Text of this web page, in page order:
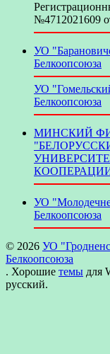
№4712021609
УО
Белкоопсоюза
УО
Белкоопсоюза
МИНСКИЙ
УО
Белкоопсоюза
© 2026 УО
Белкоопсоюза
. Хорошие темы для
русский.